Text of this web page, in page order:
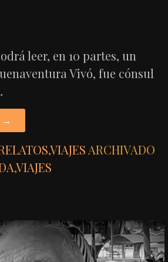
leer, en 10 partes, un
Vivó, fue cónsul
→
,VIAJES ARCHIVADO
,VIAJES